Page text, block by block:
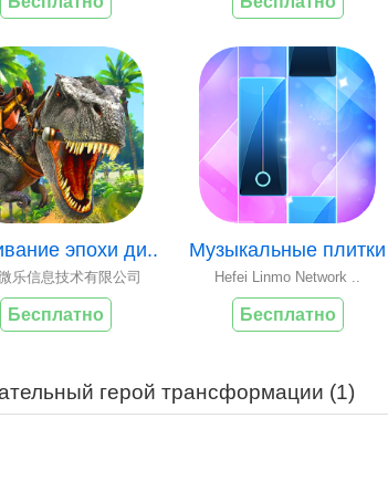
эпохи ди..
乐信息技术有限公司
Бесплатно
Музыкальные плитки
Hefei Linmo Network ..
Бесплатно
герой трансформации (1)